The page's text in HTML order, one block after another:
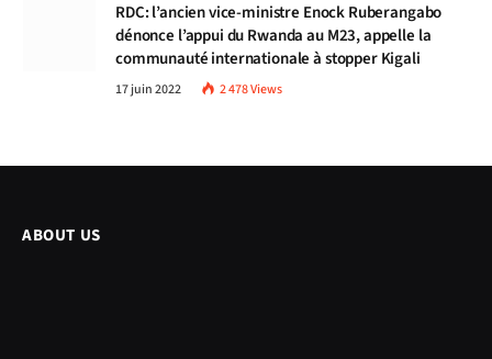
RDC: l’ancien vice-ministre Enock Ruberangabo
dénonce l’appui du Rwanda au M23, appelle la
communauté internationale à stopper Kigali
17 juin 2022 2 478Views
ABOUT US